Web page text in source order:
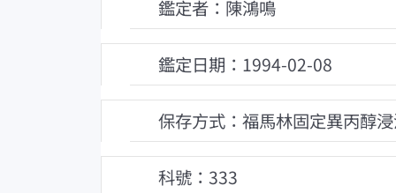
鑑定者：陳鴻鳴
鑑定日期：1994-02-08
保存方式：福馬林固定異丙醇
科號：333